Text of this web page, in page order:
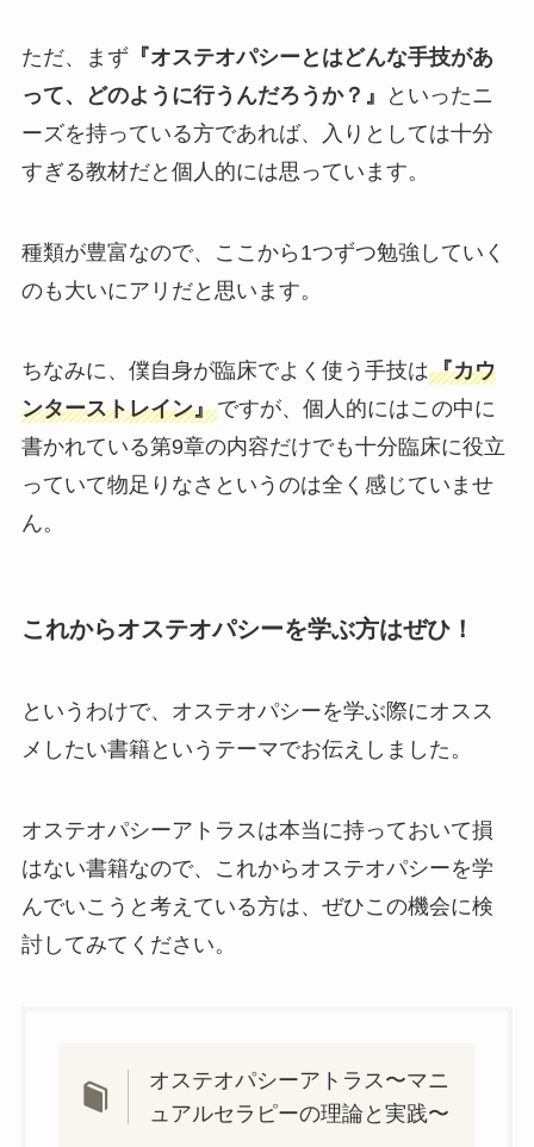
ただ、まず『オステオパシーとはどんな手技があ
って、どのように行うんだろうか？』
といったニ
ーズを持っている方であれば、入りとしては十分
すぎる教材だと個人的には思っています。
種類が豊富なので、ここから1つずつ勉強していく
のも大いにアリだと思います。
ちなみに、僕自身が臨床でよく使う手技は『カウ
ンターストレイン』ですが、個人的にはこの中に
書かれている第9章の内容だけでも十分臨床に役立
っていて物足りなさというのは全く感じていませ
ん。
これからオステオパシーを学ぶ方はぜひ！
というわけで、オステオパシーを学ぶ際にオスス
メしたい書籍というテーマでお伝えしました。
オステオパシーアトラスは本当に持っておいて損
はない書籍なので、これからオステオパシーを学
んでいこうと考えている方は、ぜひこの機会に検
討してみてください。
オステオパシーアトラス〜マニ
ュアルセラピーの理論と実践〜